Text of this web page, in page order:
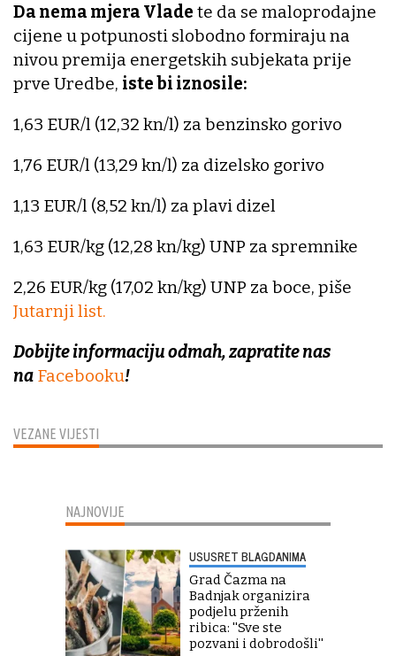
VEZANE VIJESTI
Da nema mjera Vlade te da se maloprodajne
cijene u potpunosti slobodno formiraju na
nivou premija energetskih subjekata prije
prve Uredbe, iste bi iznosile:
1,63 EUR/l (12,32 kn/l) za benzinsko gorivo
1,76 EUR/l (13,29 kn/l) za dizelsko gorivo
1,13 EUR/l (8,52 kn/l) za plavi dizel
1,63 EUR/kg (12,28 kn/kg) UNP za spremnike
2,26 EUR/kg (17,02 kn/kg) UNP za boce, piše
Jutarnji list.
Dobijte informaciju odmah, zapratite nas
na Facebooku!
NAJNOVIJE
USUSRET BLAGDANIMA
Grad Čazma na
Badnjak organizira
podjelu prženih
ribica: ''Sve ste
pozvani i dobrodošli''